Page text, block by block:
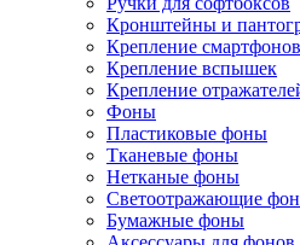
Кронштейны и
Крепление
Крепление вспышек
Крепление
Фоны
Пластиковые фоны
Тканевые фоны
Нетканые фоны
Светоотражающие
Бумажные фоны